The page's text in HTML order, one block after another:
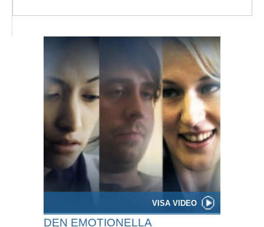
VISA VIDEO
DEN EMOTIONELLA